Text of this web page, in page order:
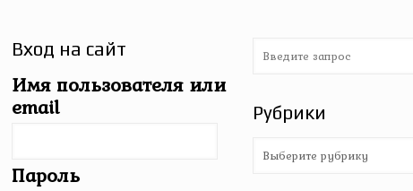
Вход на сайт
Имя пользователя или
email
Пароль
Рубрики
Рубрики